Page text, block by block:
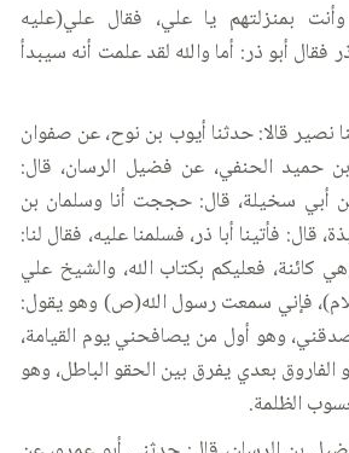
وأنت بمنزلتهم يا علي، فقال علي(عليه
فقال أبو ذر: أما والله لقد علمت أنه سيبدأ
نصير قالا: حدثنا أيوب بن نوح، عن صفوان
حميد الحنفي، عن فضيل الرسان، قال:
أبي سخيلة، قال: حججت أنا وسلمان بن
قال: فأتينا أبا ذر، فسلمنا عليه، فقال لنا:
كائنة، فعليكم بكتاب الله، والشيخ علي
فإني سمعت رسول الله(ص) وهو يقول:
وهو أول من يصافحني يوم القيامة،
الفاروق بعدي يفرق بين الحقو الباطل، وهو
الظلمة.